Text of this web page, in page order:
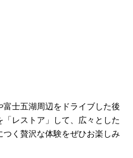
士五湖周辺をドライブした後
レストア」して、広々とした
く贅沢な体験をぜひお楽しみ